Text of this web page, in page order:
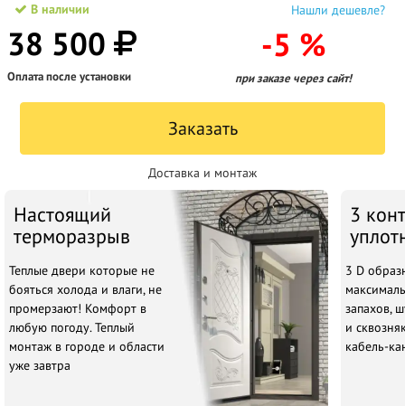
В наличии
38 500
Оплата после установки
Нашли дешевле?
-5 %
при заказе через сайт!
Заказать
Доставка и монтаж
Настоящий
терморазрыв
Теплые двери которые не
бояться холода и влаги, не
промерзают! Комфорт в
любую погоду. Теплый
монтаж в городе и области
уже завтра
3
3 D
запахов,
и
кабель-